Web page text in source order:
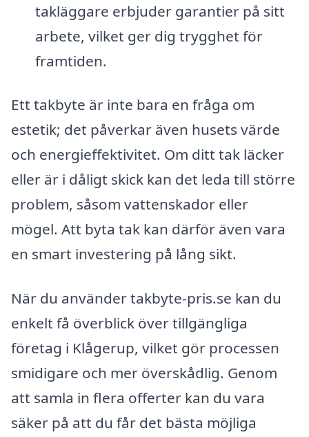
takläggare erbjuder garantier på sitt
arbete, vilket ger dig trygghet för
framtiden.
Ett takbyte är inte bara en fråga om
estetik; det påverkar även husets värde
och energieffektivitet. Om ditt tak läcker
eller är i dåligt skick kan det leda till större
problem, såsom vattenskador eller
mögel. Att byta tak kan därför även vara
en smart investering på lång sikt.
När du använder takbyte-pris.se kan du
enkelt få överblick över tillgängliga
företag i Klågerup, vilket gör processen
smidigare och mer överskådlig. Genom
att samla in flera offerter kan du vara
säker på att du får det bästa möjliga